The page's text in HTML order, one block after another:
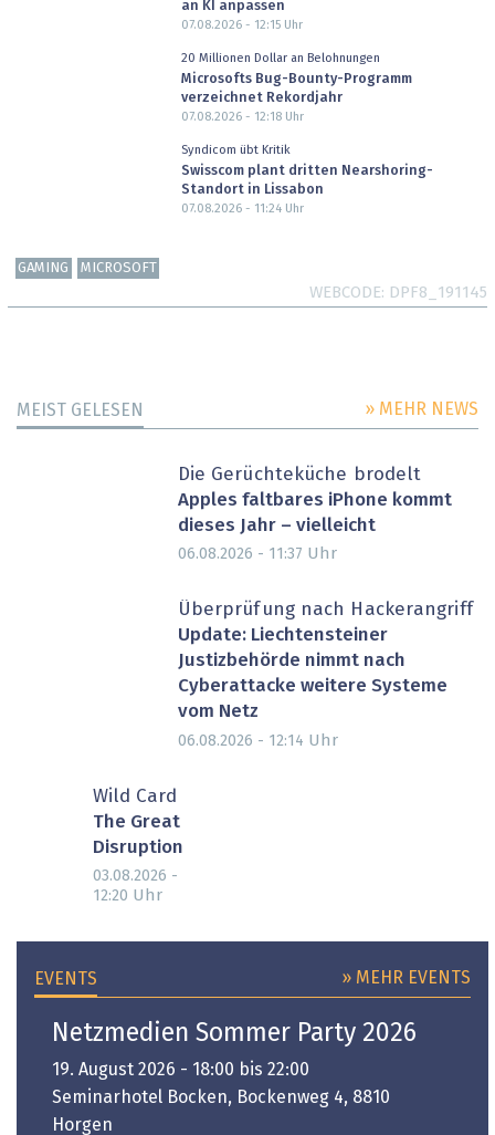
an KI anpassen
07.08.2026 - 12:15Uhr
20 Millionen Dollar an Belohnungen
Microsofts Bug-Bounty-Programm
verzeichnet Rekordjahr
07.08.2026 - 12:18Uhr
Syndicom übt Kritik
Swisscom plant dritten Nearshoring-
Standort in Lissabon
07.08.2026 - 11:24Uhr
GAMING MICROSOFT
WEBCODE DPF8_191145
MEIST GELESEN » MEHR NEWS
Die Gerüchteküche brodelt
Apples faltbares iPhone kommt
dieses Jahr – vielleicht
06.08.2026 - 11:37 Uhr
Überprüfung nach Hackerangriff
Update: Liechtensteiner
Justizbehörde nimmt nach
Cyberattacke weitere Systeme
vom Netz
06.08.2026 - 12:14 Uhr
Wild Card
The Great
Disruption
03.08.2026 -
12:20 Uhr
EVENTS » MEHR EVENTS
Netzmedien Sommer Party 2026
19. August 2026 - 18:00 bis 22:00
Seminarhotel Bocken, Bockenweg 4, 8810
Horgen